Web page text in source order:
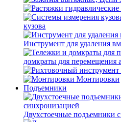
кузова
Инструмент для удаления
домкраты для перемещения
Монтировки
Подъемники
Двухстоечные подъемники